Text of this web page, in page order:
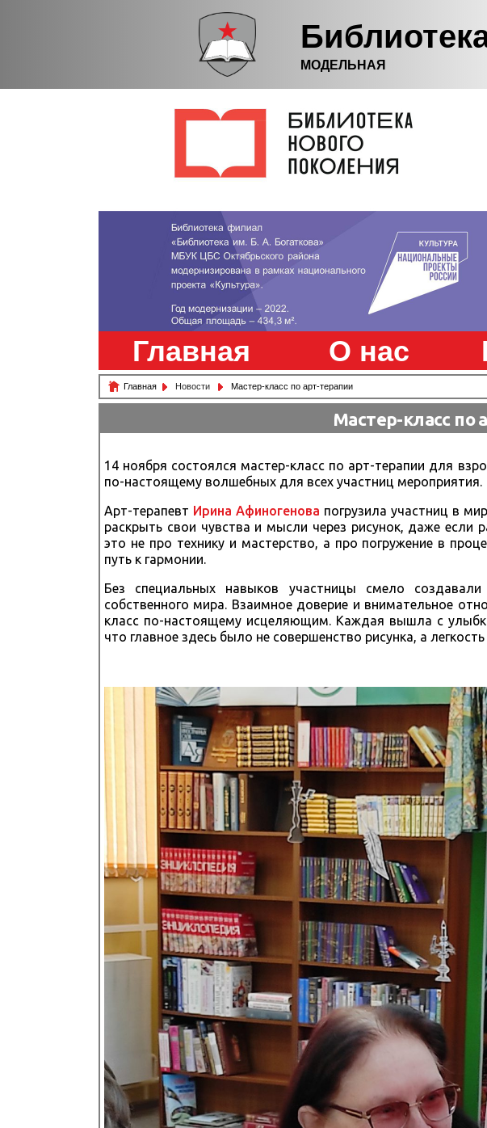
МОДЕЛЬНАЯ
Главная О нас
Главная Новости Мастер-класс по арт-терапии
Мастер-класс по
14 ноября состоялся мастер-класс по арт-терапии для
по-настоящему волшебных для всех участниц мероприятия.
Арт-терапевт Ирина Афиногенова погрузила участниц в
раскрыть свои чувства и мысли через рисунок, даже если
это не про технику и мастерство, а про погружение в
путь к гармонии.
Без специальных навыков участницы смело
собственного мира. Взаимное доверие и внимательное
класс по-настоящему исцеляющим. Каждая вышла с
что главное здесь было не совершенство рисунка, а